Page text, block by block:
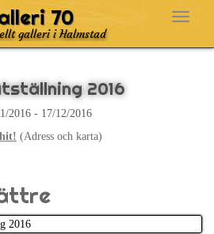
70
galleri i Halmstad
2016
2016 - 17/12/2016
(Adress och karta)